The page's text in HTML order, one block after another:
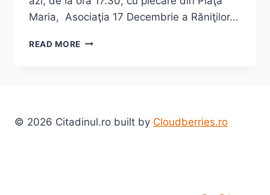
Maria, Asociaţia 17 Decembrie a Răniţilor…
READ MORE REMEMBER:
© 2026 Citadinul.ro built by Cloudberries.ro